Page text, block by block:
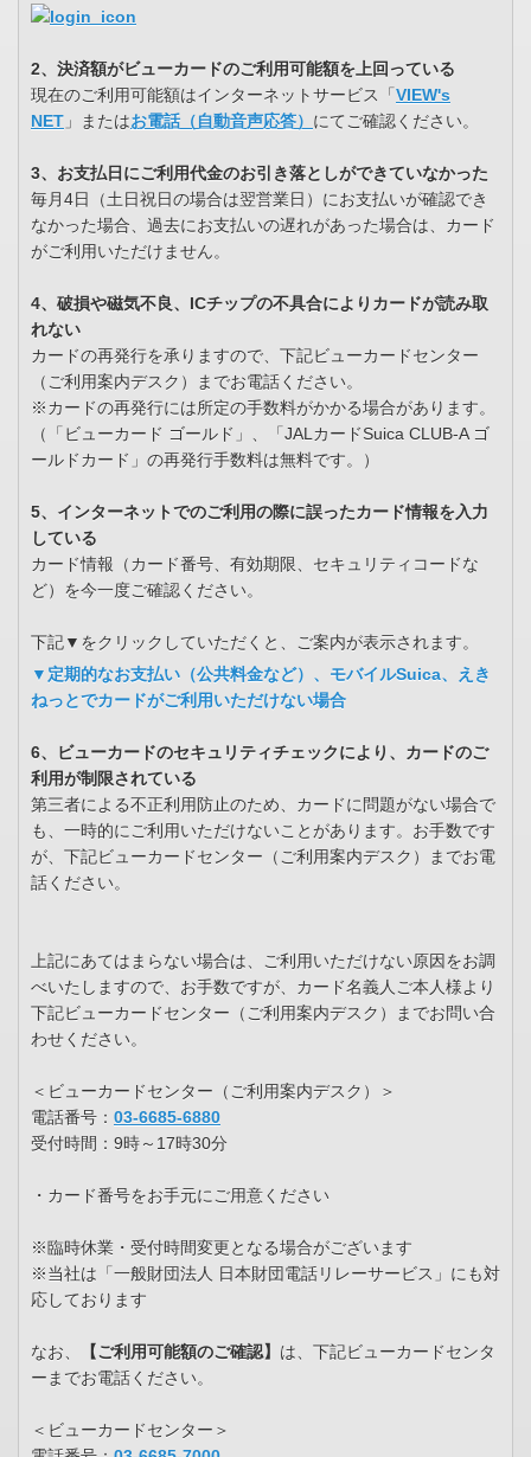
2、決済額がビューカードのご利用可能額を上回っている
現在のご利用可能額はインターネットサービス「 VIEW's
NET 」またはお電話（自動音声応答） にてご確認ください。
3、お支払日にご利用代金のお引き落としができていなかった
毎月4日（土日祝日の場合は翌営業日）にお支払いが確認でき
なかった場合、過去にお支払いの遅れがあった場合は、カード
がご利用いただけません。
4、破損や磁気不良、ICチップの不具合によりカードが読み取
れない
カードの再発行を承りますので、下記ビューカードセンター
（ご利用案内デスク）までお電話ください。
※カードの再発行には所定の手数料がかかる場合があります。
（「ビューカード ゴールド」、「JALカードSuica CLUB-A ゴ
ールドカード」の再発行手数料は無料です。）
5、インターネットでのご利用の際に誤ったカード情報を入力
している
カード情報（カード番号、有効期限、セキュリティコードな
ど）を今一度ご確認ください。
下記▼をクリックしていただくと、ご案内が表示されます。
▼定期的なお支払い（公共料金など）、モバイルSuica、えき
ねっとでカードがご利用いただけない場合
6、ビューカードのセキュリティチェックにより、カードのご
利用が制限されている
第三者による不正利用防止のため、カードに問題がない場合で
も、一時的にご利用いただけないことがあります。お手数です
が、下記ビューカードセンター（ご利用案内デスク）までお電
話ください。
上記にあてはまらない場合は、ご利用いただけない原因をお調
べいたしますので、お手数ですが、カード名義人ご本人様より
下記ビューカードセンター（ご利用案内デスク）までお問い合
わせください。
＜ビューカードセンター（ご利用案内デスク）＞
電話番号： 03-6685-6880
受付時間：9時～17時30分
・カード番号をお手元にご用意ください
※臨時休業・受付時間変更となる場合がございます
※当社は「一般財団法人 日本財団電話リレーサービス」にも対
応しております
なお、 【ご利用可能額のご確認】 は、下記ビューカードセンタ
ーまでお電話ください。
＜ビューカードセンター＞